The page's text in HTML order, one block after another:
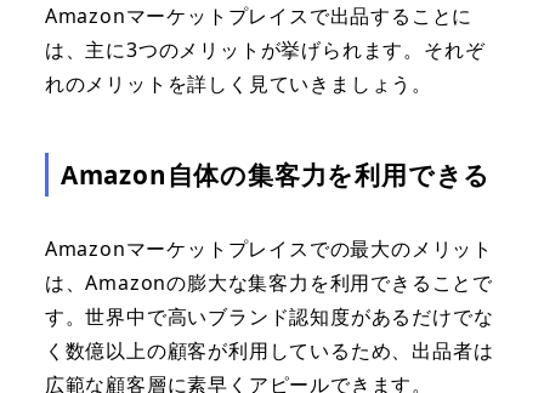
Amazonマーケットプレイスで出品することに
は、主に3つのメリットが挙げられます。それぞ
れのメリットを詳しく見ていきましょう。
Amazon自体の集客力を利用できる
Amazonマーケットプレイスでの最大のメリット
は、Amazonの膨大な集客力を利用できることで
す。世界中で高いブランド認知度があるだけでな
く数億以上の顧客が利用しているため、出品者は
広範な顧客層に素早くアピールできます。